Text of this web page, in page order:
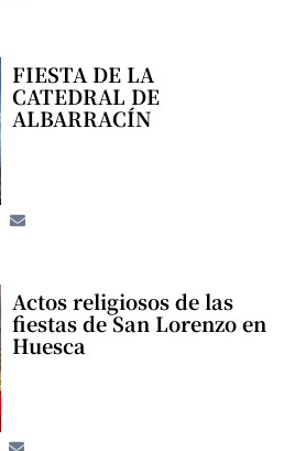
FIESTA DE LA
CATEDRAL DE
ALBARRACÍN
Actos religiosos de las
fiestas de San Lorenzo en
Huesca